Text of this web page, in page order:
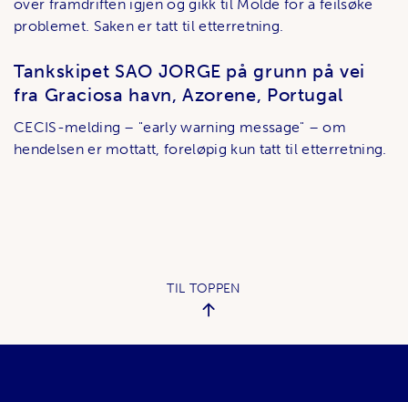
over framdriften igjen og gikk til Molde for å feilsøke
problemet. Saken er tatt til etterretning.
Tankskipet SAO JORGE på grunn på vei
fra Graciosa havn, Azorene, Portugal
CECIS-melding – "early warning message" – om
hendelsen er mottatt, foreløpig kun tatt til etterretning.
TIL TOPPEN